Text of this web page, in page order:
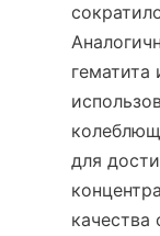
гематита
для